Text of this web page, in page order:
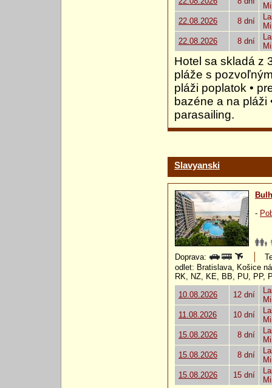
22.08.2026
8 dní
22.08.2026
8 dní
Hotel sa skladá z
pláže s
pláži poplatok •
bazéne a na pláži
parasailing.
Slavyanski
-
Doprava:
odlet: Bratislava, Košice
RK, NZ, KE, BB, PU, PP,
10.08.2026
12 dní
11.08.2026
10 dní
15.08.2026
8 dní
15.08.2026
8 dní
15.08.2026
15 dní